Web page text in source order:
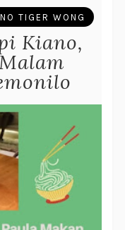
TIGER WONG
Kiano,